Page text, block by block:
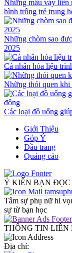
Những mẫu váy liền
hình trông trẻ trung
Những chòm sao
2025
Cá nhân hóa liệu
Những thói quen khi
Các loại đồ uống
Giới Thiệu
Góp Ý
Đầu trang
Quảng cáo
Ý KIẾN BẠN ĐỌC
Tâm sự phụ nữ hi
sự từ bạn học
THÔNG TIN LIÊN
Địa chỉ: